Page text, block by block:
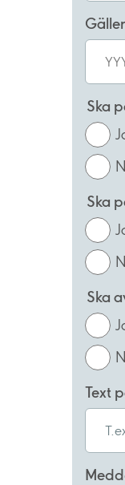
Ska
Ska
Ska
Text